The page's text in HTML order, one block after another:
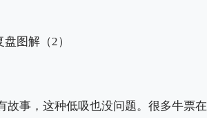
故事，这种低吸也没问题。很多牛票在